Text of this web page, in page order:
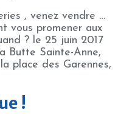
, venez vendre …
vous promener aux
? le 25 juin 2017
Butte Sainte-Anne,
place des Garennes,
!